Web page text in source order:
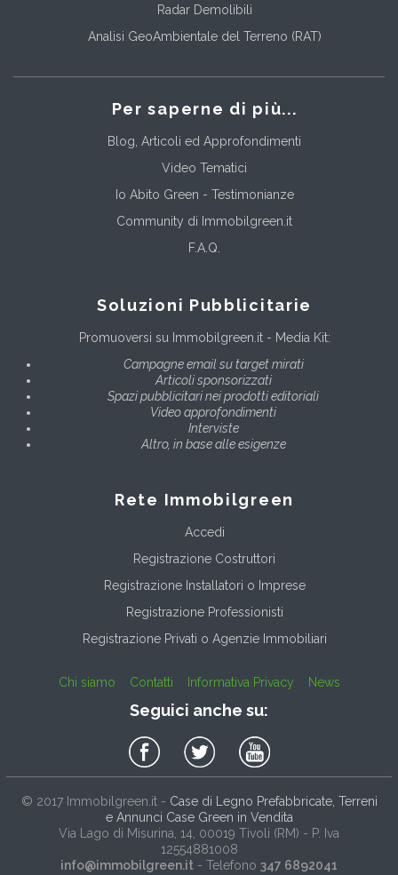
Radar Demolibili
Analisi GeoAmbientale del Terreno (RAT)
Per saperne di più...
Blog, Articoli ed Approfondimenti
Video Tematici
Io Abito Green - Testimonianze
Community di Immobilgreen.it
F.A.Q.
Soluzioni Pubblicitarie
Promuoversi su Immobilgreen.it - Media Kit:
Campagne email su target mirati
Articoli sponsorizzati
Spazi pubblicitari nei prodotti editoriali
Video approfondimenti
Interviste
Altro, in base alle esigenze
Rete Immobilgreen
Accedi
Registrazione Costruttori
Registrazione Installatori o Imprese
Registrazione Professionisti
Registrazione Privati o Agenzie Immobiliari
Chi siamo Contatti Informativa Privacy News
Seguici anche su:
© 2017 Immobilgreen.it- Case di Legno Prefabbricate, Terreni
e Annunci Case Green in Vendita
Via Lago di Misurina, 14 , 00019 Tivoli (RM) - P. Iva
12554881008
info@immobilgreen.it - Telefono 347 6892041